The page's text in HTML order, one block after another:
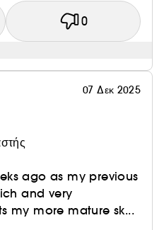
(1)
+53% (2)
ο όγκος της
(1)
0
07 Δεκ 2025
ago as my previous
and very
my more mature sk...